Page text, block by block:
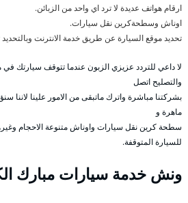
ارقام هواتف عديدة لا ترد اي واحد من الزبائن.
اوناش وسطحةكرين نقل سيارات.
تحديد موقع السيارة عن طريق خدمة الانترنت
لا داعي للتردد عزيزي الزبون عندما تتوقف سيارتك في
والتصليح اتصل
بشركتنا مباشرة واترك ماتبقى من الامور علينا لاننا
ماهرة و
سطحة كرين نقل سيارات واوناش متنوعة الاحجام
للسيارة المتوقفة.
ونش خدمة سيارات مبارك